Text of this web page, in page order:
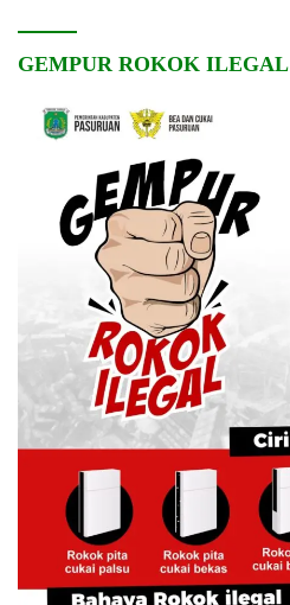
GEMPUR ROKOK ILEGAL